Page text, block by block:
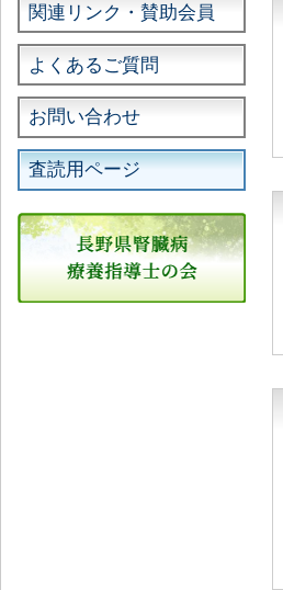
関連リンク・賛助会員
よくあるご質問
お問い合わせ
査読用ページ